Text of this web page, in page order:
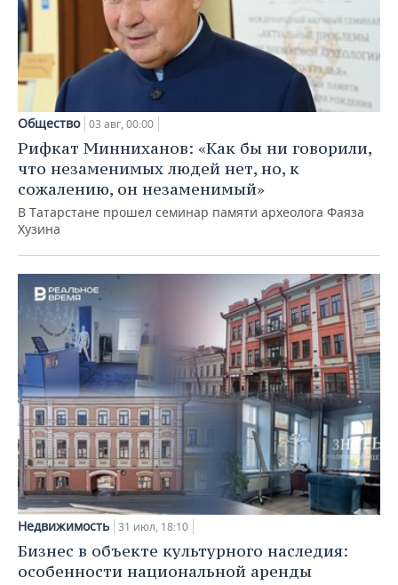
Общество 03 авг, 00:00
Рифкат Минниханов: «Как бы ни говорили,
что незаменимых людей нет, но, к
сожалению, он незаменимый»
В Татарстане прошел семинар памяти археолога Фаяза
Хузина
Недвижимость 31 июл, 18:10
Бизнес в объекте культурного наследия:
особенности национальной аренды